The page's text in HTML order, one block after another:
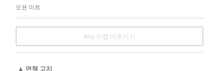
오픈 미트
AI뉴스랩 바로가기
▲ 면책 고지